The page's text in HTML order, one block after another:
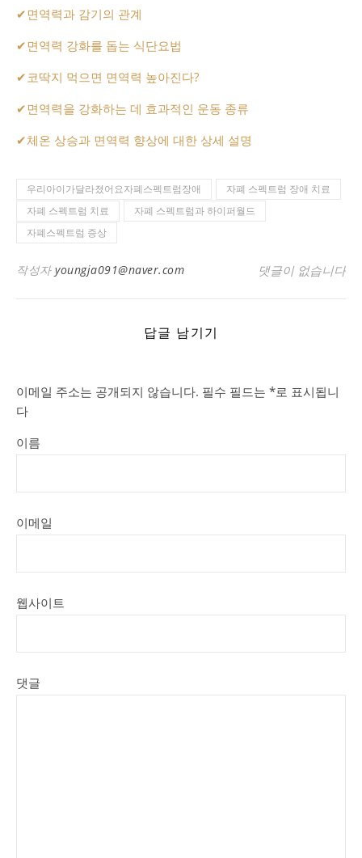
✔면역력과 감기의 관계
✔면역력 강화를 돕는 식단요법
✔코딱지 먹으면 면역력 높아진다?
✔면역력을 강화하는 데 효과적인 운동 종류
✔체온 상승과 면역력 향상에 대한 상세 설명
우리아이가달라졌어요자폐스펙트럼장애
자폐 스펙트럼 장애 치료
자폐 스펙트럼 치료
자폐 스펙트럼과 하이퍼월드
자폐스펙트럼 증상
작성자 youngja091@naver.com 댓글이 없습니다
답글 남기기
이메일 주소는 공개되지 않습니다. 필수 필드는 *로 표시됩니
다
이름
이메일
웹사이트
댓글